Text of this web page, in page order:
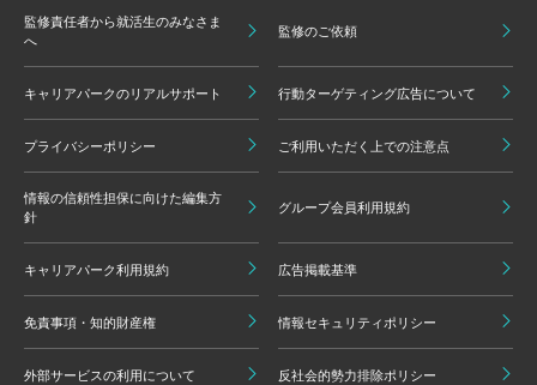
監修責任者から就活生のみなさま
へ
監修のご依頼
キャリアパークのリアルサポート 行動ターゲティング広告について
プライバシーポリシー ご利用いただく上での注意点
情報の信頼性担保に向けた編集方
針
グループ会員利用規約
キャリアパーク利用規約 広告掲載基準
免責事項・知的財産権 情報セキュリティポリシー
外部サービスの利用について 反社会的勢力排除ポリシー